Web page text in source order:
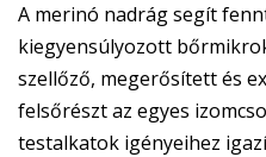
A merinó nadrág segít
kiegyensúlyozott
szellőző, megerősített és
felsőrészt az egyes
testalkatok igényeihez